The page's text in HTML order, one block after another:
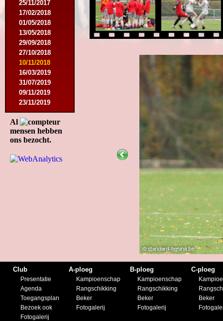
25/11/2017
17/02/2018
01/05/2018
13/05/2018
29/09/2018
27/10/2018
10/11/2018
16/03/2019
31/07/2019
09/11/2019
23/11/2019
Al
mensen hebben
ons bezocht.
Club
Presentatie
Agenda
Toegangsplan
Bezoek ook
Fotogalerij
A-ploeg
Kampioenschap
Rangschikking
Beker
Fotogalerij
B-ploeg
Kampioenschap
Rangschikking
Beker
Fotogalerij
C-ploeg
Beker